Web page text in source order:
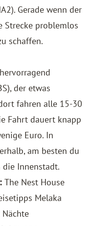
Gerade wenn der
Strecke problemlos
schaffen.
der etwas
fahren alle 15-30
Fahrt dauert knapp
Euro. In
am besten du
Innenstadt.
The Nest House
Melaka
Nächte